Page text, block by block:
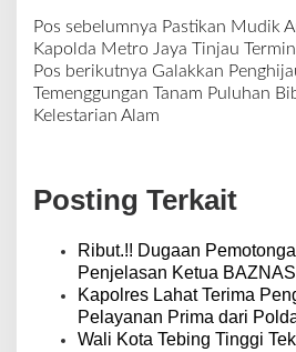
N
a
v
i
s
i
Pos sebelumnya Pastikan Mudik
Kapolda Metro Jaya Tinjau
Pos berikutnya Galakkan
Temenggungan Tanam Puluhan
Kelestarian Alam
Posting Terkait
Ribut.!! Dugaan
Penjelasan Ketua
Kapolres Lahat Terima
Pelayanan Prima dari
Wali Kota Tebing Tinggi